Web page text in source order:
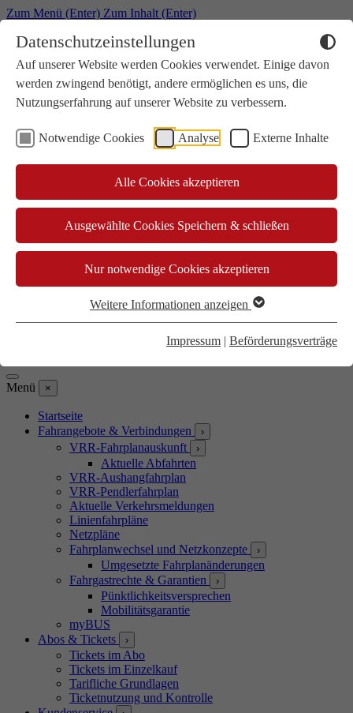
Datenschutzeinstellungen
Auf unserer Website werden Cookies verwendet. Einige davon
werden zwingend benötigt, andere ermöglichen es uns, die
Nutzungserfahrung auf unserer Website zu verbessern.
Notwendige Cookies Analyse Externe Inhalte
Alle Cookies akzeptieren
Ausgewählte Cookies Speichern & schließen
Nur notwendige Cookies akzeptieren
Weitere Informationen anzeigen
Impressum | Beförderungsverträge
Zum Menü (Enter) Zum Inhalt (Enter)
Fahrangebote & Verbindungen
Abos & Tickets
Kundenservice
Die DVG
Suchen
Menü
Menü ×
Startseite
Fahrangebote & Verbindungen
›
VRR-Fahrplanauskunft ›
Aktuelle Abfahrten
VRR-Aushangfahrplan
VRR-Pendlerfahrplan
Aktuelle Verkehrsmeldungen
Linienfahrpläne
Netzpläne
Fahrplanwechsel und Netzkonzepte
›
Umgesetzte Fahrplanänderungen
Fahrgastrechte & Garantien
›
Pünktlichkeitsversprechen
Mobilitätsgarantie
myBUS
Abos & Tickets
›
Tickets im Abo
Tickets im Einzelkauf
Tarifliche Grundlagen
Ticketnutzung und Kontrolle